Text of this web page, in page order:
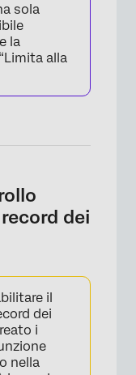
×
sola
la
alla
dei
il
dei
i
nella